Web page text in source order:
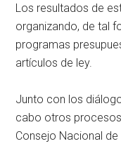
Los resultados de
organizando, de tal
programas
artículos de ley.
Junto con los
cabo otros
Consejo Nacional